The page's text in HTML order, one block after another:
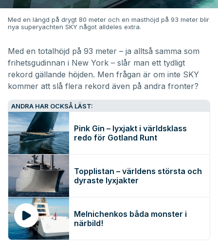
Med en längd på drygt 80 meter och en masthöjd på 93 meter blir
nya superyachten SKY något alldeles extra.
Med en totalhöjd på 93 meter – ja alltså samma som
frihetsgudinnan i New York – slår man ett tydligt
rekord gällande höjden. Men frågan är om inte SKY
kommer att slå flera rekord även på andra fronter?
ANDRA HAR OCKSÅ LÄST:
Pink Gin – lyxjakt i världsklass
redo för Gotland Runt
Topplistan – världens största och
dyraste lyxjakter
Melnichenkos båda monster i
närbild!